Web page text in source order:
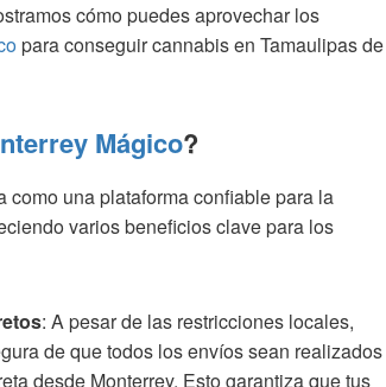
cómo puedes aprovechar los
para conseguir cannabis en Tamaulipas de
Mágico?
como una plataforma confiable para la
varios beneficios clave para los
: A pesar de las restricciones locales,
de que todos los envíos sean realizados
desde Monterrey. Esto garantiza que tus